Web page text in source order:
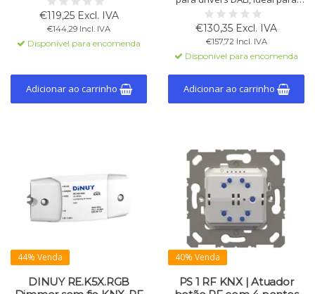
iluminação e persianas. Ideal
para instalações existentes
sem cabos de barramento KNX,
com atuador integrado e
€119,25 Excl. IVA
€144,29 Incl. IVA
Disponível para encomenda
Adicionar ao carrinho
atualizações de instalação sem
fio. Inclui cenas, níveis de
regulação ajustáveis, funções
soft on/off e comportamento
de emergência.
€130,35 Excl. IVA
€157,72 Incl. IVA
Disponível para encomenda
Adicionar ao carrinho
44% Venda
DINUY RE.K5X.RGB
40% Venda
PS 1 RF KNX | Atuador